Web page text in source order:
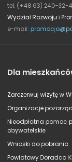
tel. (+48 63) 240-32-
Wydział Rozwoju i
e-mail:
Dla
Zarezerwuj wizytę w
Organizacje
Nieodpłatna pomoc
obywatelskie
Wnioski do pobrania
Powiatowy Doradca